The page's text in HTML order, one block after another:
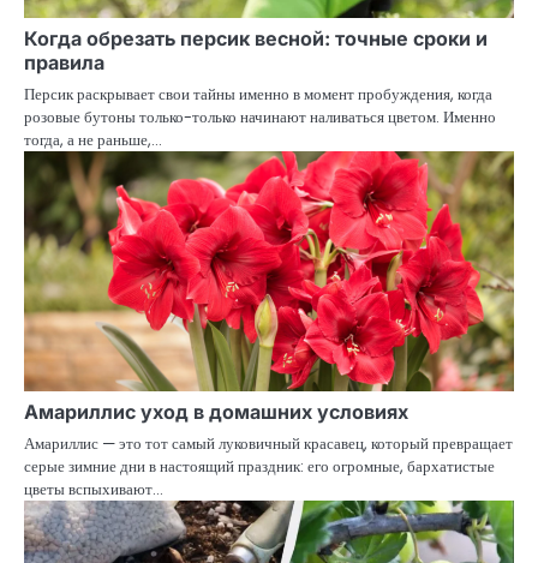
Когда обрезать персик весной: точные сроки и
правила
Персик раскрывает свои тайны именно в момент пробуждения, когда
розовые бутоны только-только начинают наливаться цветом. Именно
тогда, а не раньше,…
Амариллис уход в домашних условиях
Амариллис — это тот самый луковичный красавец, который превращает
серые зимние дни в настоящий праздник: его огромные, бархатистые
цветы вспыхивают…